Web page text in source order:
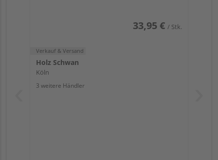
33,95 € / Stk.
Verkauf & Versand
Holz Schwan
Köln
3 weitere Händler